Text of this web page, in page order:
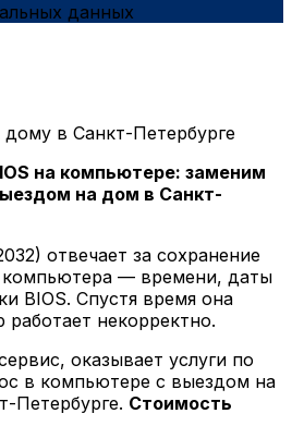
данных
на компьютере: заменим
на дом в Санкт-
отвечает за сохранение
компьютера — времени, даты
BIOS. Спустя время она
некорректно.
оказывает услуги по
в компьютере с выездом на
Петербурге. Стоимость